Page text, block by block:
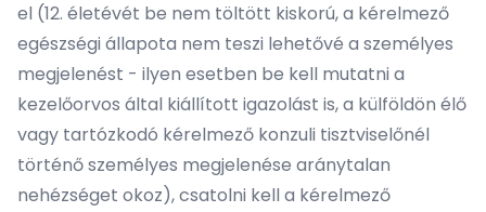
el (12. életévét be nem töltött kiskorú, a kérelmező
egészségi állapota nem teszi lehetővé a személyes
megjelenést - ilyen esetben be kell mutatni a
kezelőorvos által kiállított igazolást is, a külföldön élő
vagy tartózkodó kérelmező konzuli tisztviselőnél
történő személyes megjelenése aránytalan
nehézséget okoz), csatolni kell a kérelmező